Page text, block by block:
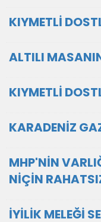
KIYMETLİ
ALTILI
KIYMETLİ
KARADENİZ
MHP'NİN
NİÇİN
İYİLİK MELEĞİ